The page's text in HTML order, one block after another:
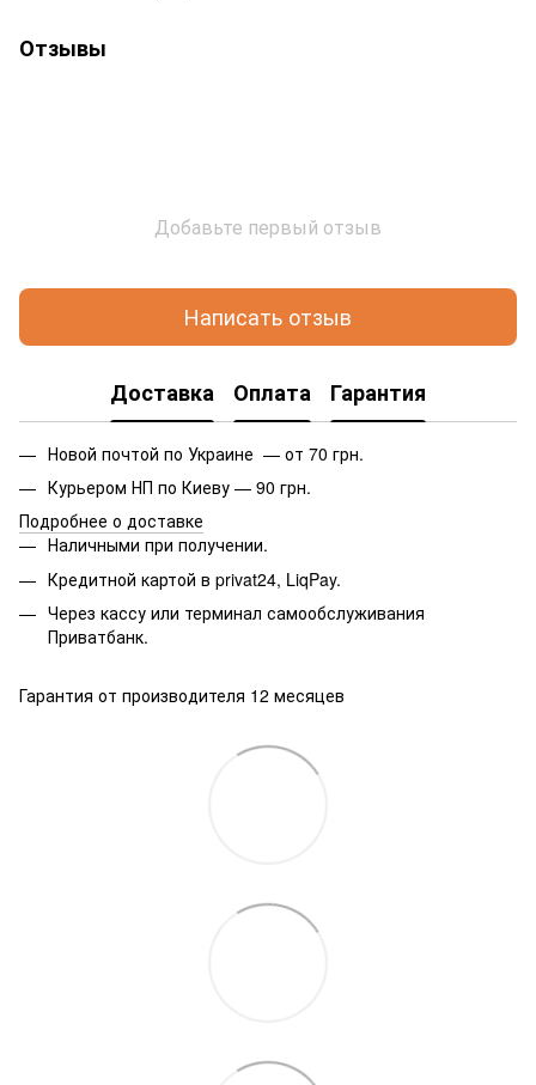
Отзывы
Добавьте первый отзыв
Написать отзыв
Доставка Оплата Гарантия
Новой почтой по Украине — от 70 грн.
Курьером НП по Киеву — 90 грн.
Подробнее о доставке
Наличными при получении.
Кредитной картой в privat24, LiqPay.
Через кассу или терминал самообслуживания
Приватбанк.
Гарантия от производителя 12 месяцев